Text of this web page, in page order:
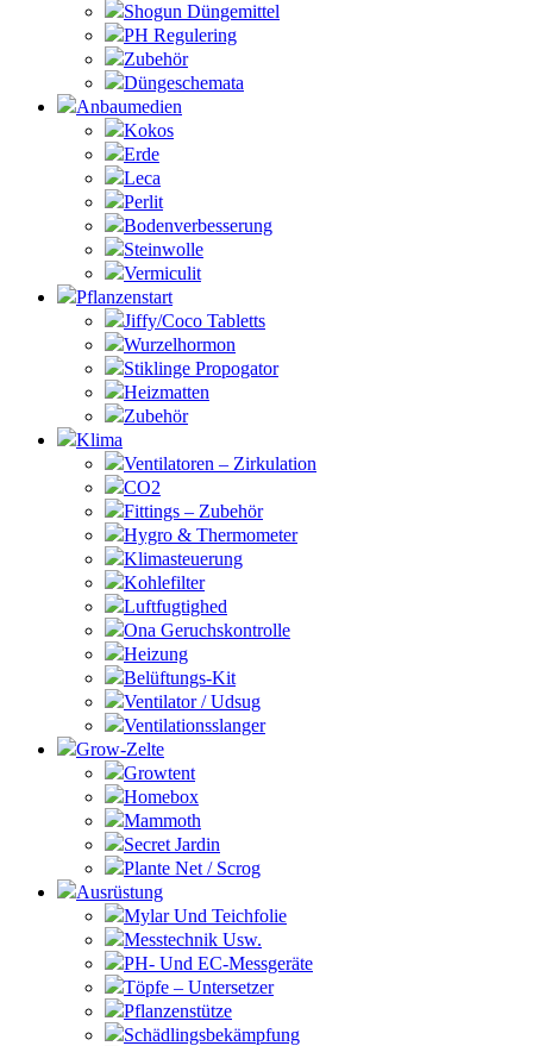
Shogun Düngemittel
PH Regulering
Zubehör
Düngeschemata
Anbaumedien
Kokos
Erde
Leca
Perlit
Bodenverbesserung
Steinwolle
Vermiculit
Pflanzenstart
Jiffy/Coco Tabletts
Wurzelhormon
Stiklinge Propogator
Heizmatten
Zubehör
Klima
Ventilatoren – Zirkulation
CO2
Fittings – Zubehör
Hygro & Thermometer
Klimasteuerung
Kohlefilter
Luftfugtighed
Ona Geruchskontrolle
Heizung
Belüftungs-Kit
Ventilator / Udsug
Ventilationsslanger
Grow-Zelte
Growtent
Homebox
Mammoth
Secret Jardin
Plante Net / Scrog
Ausrüstung
Mylar Und Teichfolie
Messtechnik Usw.
PH- Und EC-Messgeräte
Töpfe – Untersetzer
Pflanzenstütze
Schädlingsbekämpfung